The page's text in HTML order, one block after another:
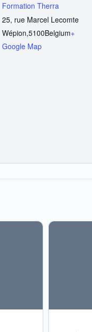
Formation Therra
25, rue Marcel Lecomte
Wépion,5100Belgium+
Google Map